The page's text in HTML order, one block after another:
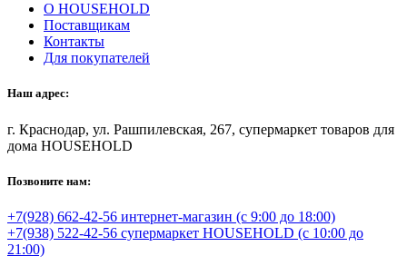
О HOUSEHOLD
Поставщикам
Контакты
Для покупателей
Наш адрес:
г. Краснодар, ул. Рашпилевская, 267, супермаркет товаров для
дома HOUSEHOLD
Позвоните нам:
+7(928) 662-42-56 интернет-магазин (с 9:00 до 18:00)
+7(938) 522-42-56 супермаркет HOUSEHOLD (с 10:00 до
21:00)